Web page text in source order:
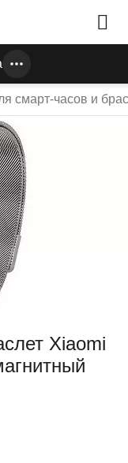
смарт-часов и
Xiaomi